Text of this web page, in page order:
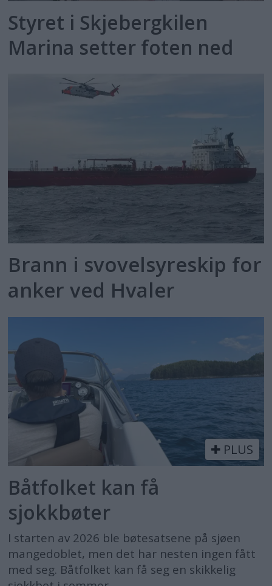
Styret i Skjebergkilen
Marina setter foten ned
Brann i svovelsyreskip for
anker ved Hvaler
PLUS
Båtfolket kan få
sjokkbøter
I starten av 2026 ble bøtesatsene på sjøen
mangedoblet, men det har nesten ingen fått
med seg. Båtfolket kan få seg en skikkelig